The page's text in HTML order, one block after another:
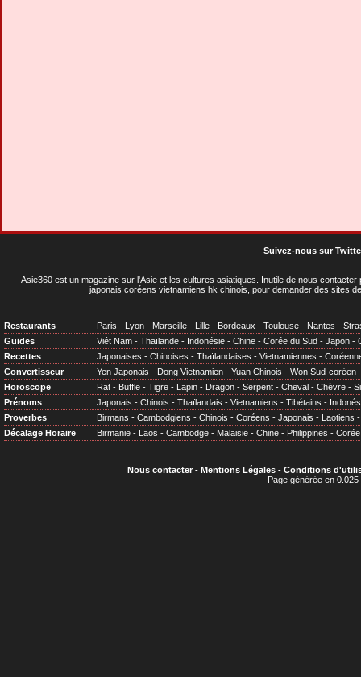
Suivez-nous sur
Asie360 est un magazine sur l'Asie et les cultures asiatiques . Inutile de nous
japonais coréens vietnamiens hk chinois, pour demander des sites
Restaurants Paris - Lyon - Marseille - Lille - Bordeaux - Toulouse - Nantes -
Guides
Viêt Nam - Thaïlande - Indonésie - Chine - Corée du Sud - Japon -
Recettes
Japonaises - Chinoises - Thaïlandaises - Vietnamiennes -
Convertisseur
Yen Japonais - Dong Vietnamien - Yuan Chinois - Won Sud-coréen
Horoscope
Rat - Buffle - Tigre - Lapin - Dragon - Serpent - Cheval - Chèvre -
Prénoms
Japonais - Chinois - Thaïlandais - Vietnamiens - Tibétains -
Proverbes
Birmans - Cambodgiens - Chinois - Coréens - Japonais - Laotiens
Décalage Horaire
Birmanie - Laos - Cambodge - Malaisie - Chine - Philippines - Corée
Nous contacter- Mentions Légales- Conditions
Page générée en